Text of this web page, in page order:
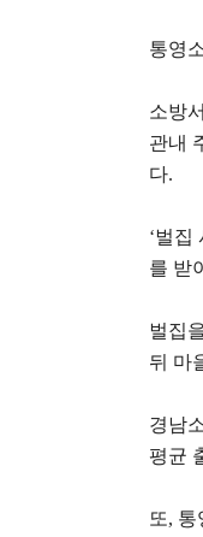
통영
소방
관내
다.
‘벌집
를 받
벌집
뒤 마
경남
평균
또, 통